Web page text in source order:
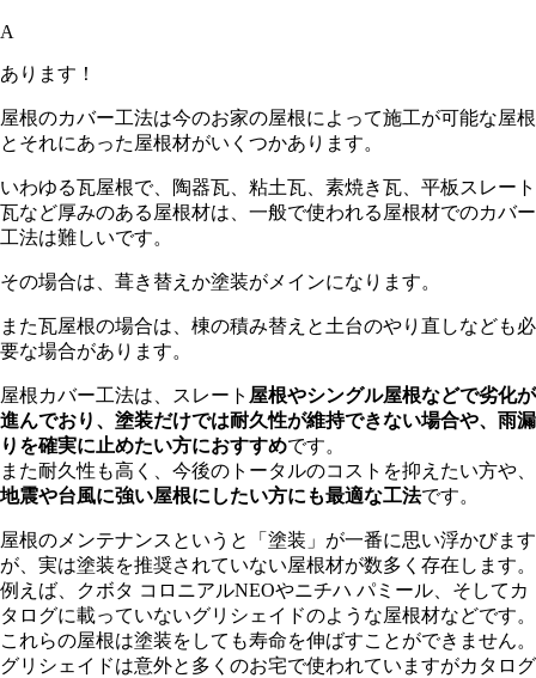
A
あります！
屋根のカバー工法は今のお家の屋根によって施工が可能な屋根
とそれにあった屋根材がいくつかあります。
いわゆる瓦屋根で、陶器瓦、粘土瓦、素焼き瓦、平板スレート
瓦など厚みのある屋根材は、一般で使われる屋根材でのカバー
工法は難しいです。
その場合は、葺き替えか塗装がメインになります。
また瓦屋根の場合は、棟の積み替えと土台のやり直しなども必
要な場合があります。
屋根カバー工法は、スレート 屋根やシングル屋根などで劣化が
進んでおり、塗装だけでは耐久性が維持できない場合や、雨漏
りを確実に止めたい方におすすめです。
また耐久性も高く、今後のトータルのコストを抑えたい方や、
地震や台風に強い屋根にしたい方にも最適な工法です。
屋根のメンテナンスというと「塗装」が一番に思い浮かびます
が、実は塗装を推奨されていない屋根材が数多く存在します。
例えば、クボタ コロニアルNEOやニチハ パミール、そしてカ
タログに載っていないグリシェイドのような屋根材などです。
これらの屋根は塗装をしても寿命を伸ばすことができません。
グリシェイドは意外と多くのお宅で使われていますがカタログ